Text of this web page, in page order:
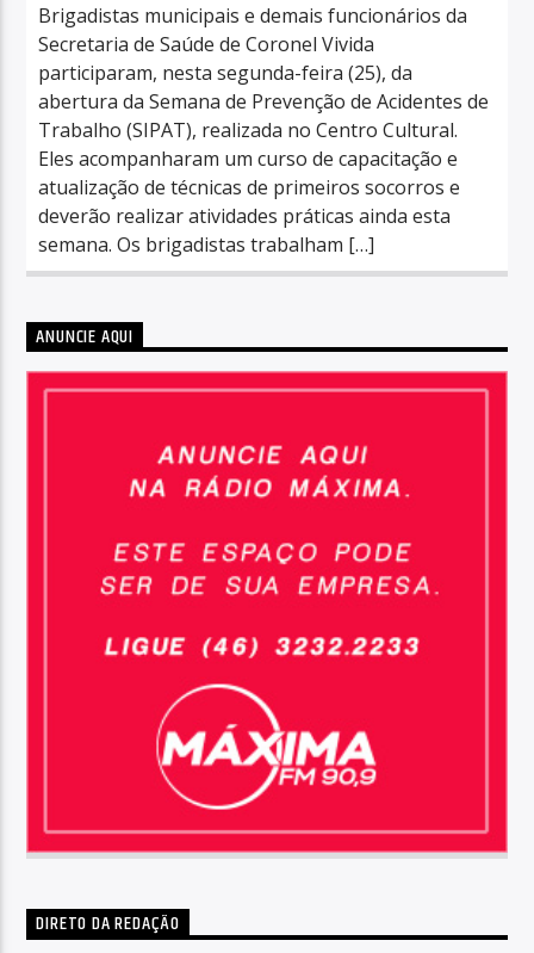
Brigadistas municipais e demais funcionários da
Secretaria de Saúde de Coronel Vivida
participaram, nesta segunda-feira (25), da
abertura da Semana de Prevenção de Acidentes de
Trabalho (SIPAT), realizada no Centro Cultural.
Eles acompanharam um curso de capacitação e
atualização de técnicas de primeiros socorros e
deverão realizar atividades práticas ainda esta
semana. Os brigadistas trabalham […]
ANUNCIE AQUI
DIRETO DA REDAÇÃO